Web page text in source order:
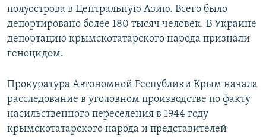
полуострова в Центральную Азию. Всего было
депортировано более 180 тысяч человек. В Украине
депортацию крымскотатарского народа признали
геноцидом.
Прокуратура Автономной Республики Крым начала
расследование в уголовном производстве по факту
насильственного переселения в 1944 году
крымскотатарского народа и представителей